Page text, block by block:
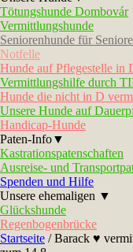
Tötungshunde Dombovár
Vermittlungshunde
Seniorenhunde für
Notfelle
Hunde auf Pflegestelle in
Vermittlungshilfe durch
Hunde die nicht in D
Unsere Hunde auf
Handicap-Hunde
Paten-Info▼
Kastrationspatenschaften
Ausreise- und
Spenden und Hilfe
Unsere ehemaligen ▼
Glückshunde
Regenbogenbrücke
Startseite /Barack ♥